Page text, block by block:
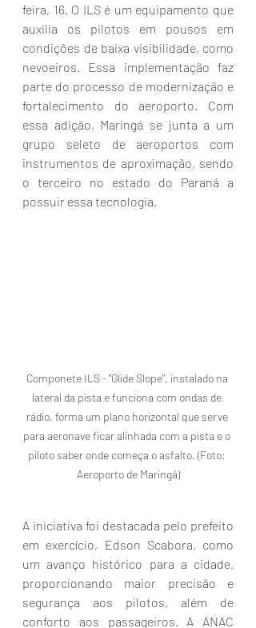
feira, 16. O ILS é um equipamento que
auxilia os pilotos em pousos em
condições de baixa visibilidade, como
nevoeiros. Essa implementação faz
parte do processo de modernização e
fortalecimento do aeroporto. Com
essa adição, Maringá se junta a um
grupo seleto de aeroportos com
instrumentos de aproximação, sendo
o terceiro no estado do Paraná a
possuir essa tecnologia.
Componete ILS - "Glide Slope", instalado na
lateral da pista e funciona com ondas de
rádio, forma um plano horizontal que serve
para aeronave ficar alinhada com a pista e o
piloto saber onde começa o asfalto. (Foto:
Aeroporto de Maringá)
A iniciativa foi destacada pelo prefeito
em exercício, Edson Scabora, como
um avanço histórico para a cidade,
proporcionando maior precisão e
segurança aos pilotos, além de
conforto aos passageiros. A ANAC